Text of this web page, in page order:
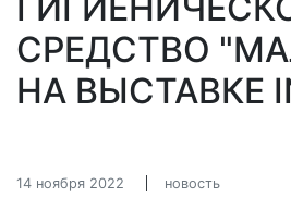
СРЕДСТВО
НА ВЫСТАВКЕ
14 ноября 2022 новость